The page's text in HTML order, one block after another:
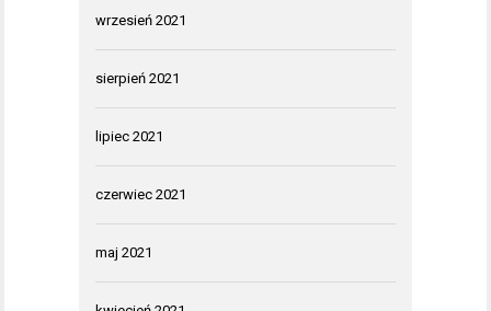
wrzesień 2021
sierpień 2021
lipiec 2021
czerwiec 2021
maj 2021